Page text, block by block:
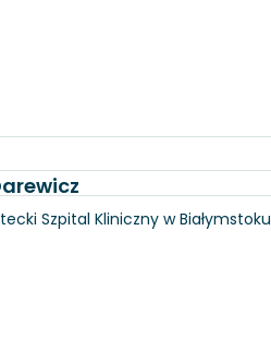
Szpital Kliniczny w Białymstoku